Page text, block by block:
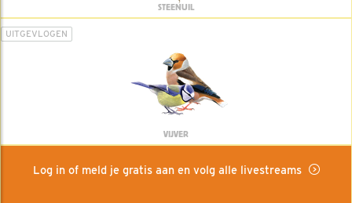
STEENUIL
UITGEVLOGEN
VIJVER
Log in of meld je gratis aan en volg alle livestreams